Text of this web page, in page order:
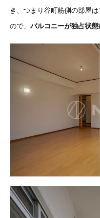
き、つまり谷町筋側の部屋
ので、 バルコニーが独占状態